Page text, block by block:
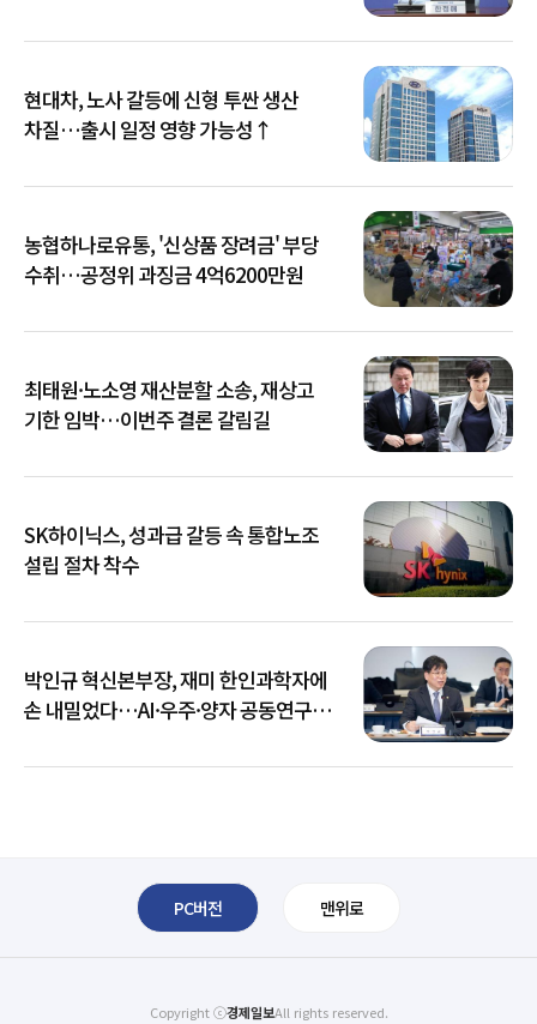
현대차, 노사 갈등에 신형 투싼 생산
차질…출시 일정 영향 가능성↑
농협하나로유통, '신상품 장려금' 부당
수취…공정위 과징금 4억6200만원
최태원·노소영 재산분할 소송, 재상고
기한 임박…이번주 결론 갈림길
SK하이닉스, 성과급 갈등 속 통합노조
설립 절차 착수
박인규 혁신본부장, 재미 한인과학자에
손 내밀었다…AI·우주·양자 공동연구
PC버전 맨위로
Copyright ⓒ경제일보All rights reserved.